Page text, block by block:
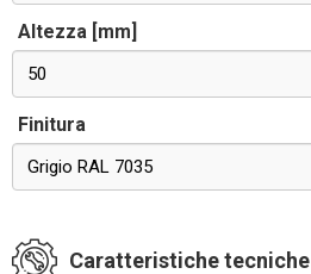
Altezza [mm]
50
Finitura
Grigio RAL 7035
Caratteristiche tecniche